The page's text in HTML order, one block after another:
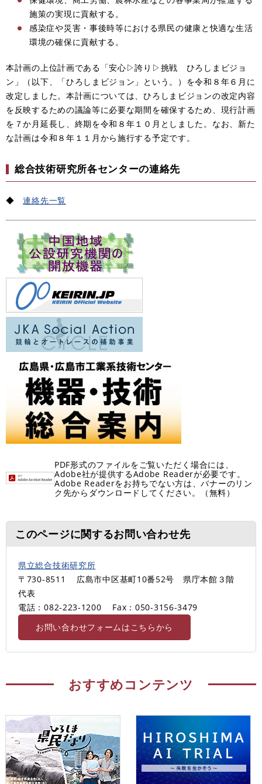
施策の実現に貢献する。
感染症や災害・事後時等における県民の健康と快適な生活
環境の確保に貢献する。
本計画の上位計画である「安心▷誇り▷挑戦 ひろしまビジョ
ン」（以下、「ひろしまビジョン」という。）を令和８年６月に
改定しました。本計画については、ひろしまビジョンの改定内容
を反映するための議論等に必要な期間を確保するため、現行計画
を７か月延長し、終期を令和８年１０月としました。なお、新た
な計画は令和８年１１月から施行する予定です。
総合技術研究所各センターの連絡先
◆連絡先一覧
PDF形式のファイルをご覧いただく場合には、
Adobe社が提供するAdobe Readerが必要です。
Adobe Readerをお持ちでない方は、バナーのリン
ク先からダウンロードしてください。（無料）
このページに関するお問い合わせ先
県立総合技術研究所
〒730-8511
広島市中区基町10番52号 県庁本館３階
代表
電話：082-223-1200
Fax：050-3156-3479
お問い合わせフォームはこちらから
おすすめコンテンツ